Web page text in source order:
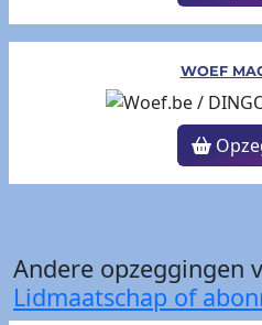
WOEF
Andere opzeggingen
Lidmaatschap of